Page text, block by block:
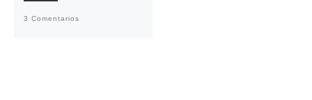
3 Comentarios